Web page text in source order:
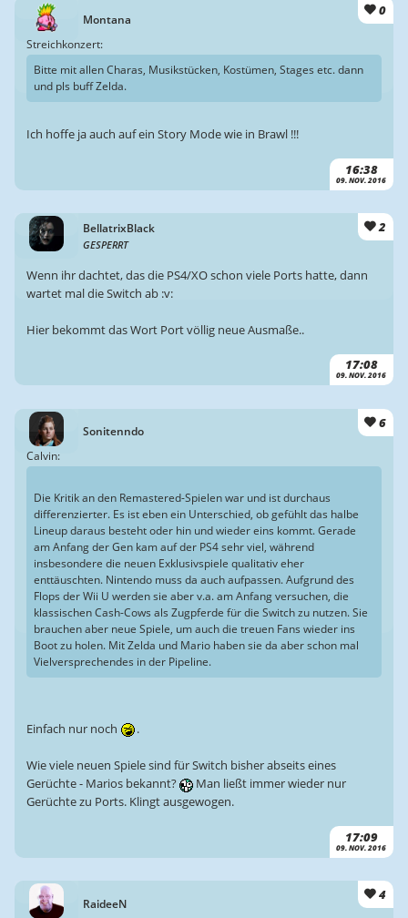
Montana
0
16:38
09. NOV. 2016
Streichkonzert:
Bitte mit allen Charas, Musikstücken, Kostümen, Stages etc. dann
und pls buff Zelda.
Ich hoffe ja auch auf ein Story Mode wie in Brawl !!!
BellatrixBlack
GESPERRT
2
17:08
09. NOV. 2016
Wenn ihr dachtet, das die PS4/XO schon viele Ports hatte, dann
wartet mal die Switch ab :v:
Hier bekommt das Wort Port völlig neue Ausmaße..
Sonitenndo
6
17:09
09. NOV. 2016
Calvin:
Die Kritik an den Remastered-Spielen war und ist durchaus
differenzierter. Es ist eben ein Unterschied, ob gefühlt das halbe
Lineup daraus besteht oder hin und wieder eins kommt. Gerade
am Anfang der Gen kam auf der PS4 sehr viel, während
insbesondere die neuen Exklusivspiele qualitativ eher
enttäuschten. Nintendo muss da auch aufpassen. Aufgrund des
Flops der Wii U werden sie aber v.a. am Anfang versuchen, die
klassischen Cash-Cows als Zugpferde für die Switch zu nutzen. Sie
brauchen aber neue Spiele, um auch die treuen Fans wieder ins
Boot zu holen. Mit Zelda und Mario haben sie da aber schon mal
Vielversprechendes in der Pipeline.
Einfach nur noch .
Wie viele neuen Spiele sind für Switch bisher abseits eines
Gerüchte - Marios bekannt?
Man ließt immer wieder nur
Gerüchte zu Ports. Klingt ausgewogen.
RaideeN
4